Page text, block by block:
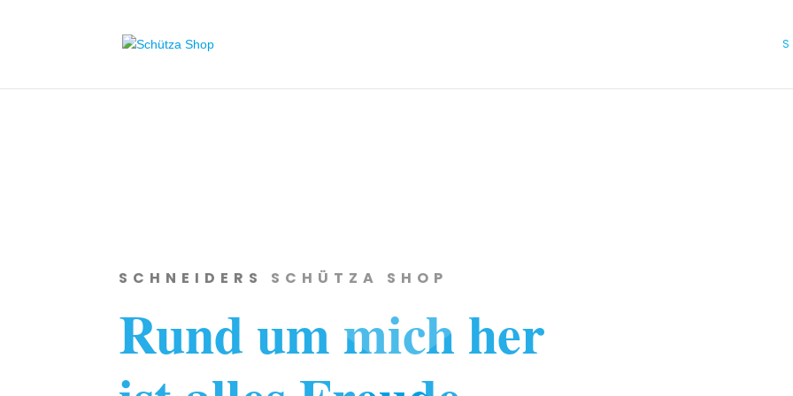
SCHNEIDERS SCHÜTZA SHOP
Rund um mich her